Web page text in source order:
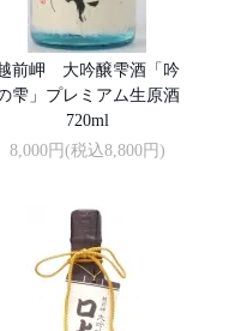
前岬 大吟醸雫酒「吟
雫」プレミアム生原酒
720ml
8,000円(税込8,800円)